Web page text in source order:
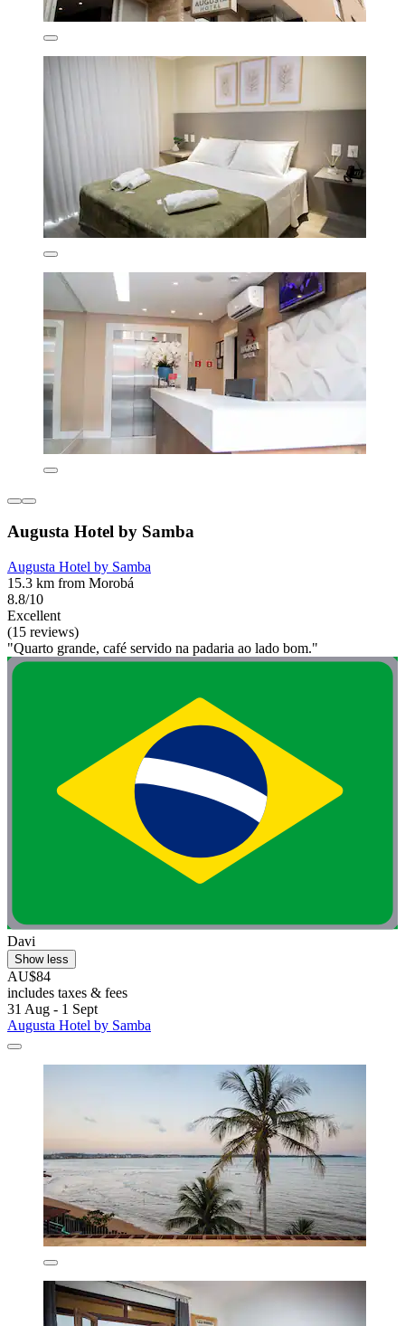
Augusta Hotel by Samba
Augusta Hotel by Samba
15.3 km from Morobá
8.8/10
Excellent
(15 reviews)
"Quarto grande, café servido na padaria ao lado bom."
Davi
Show less
AU$84
includes taxes & fees
31 Aug - 1 Sept
Augusta Hotel by Samba